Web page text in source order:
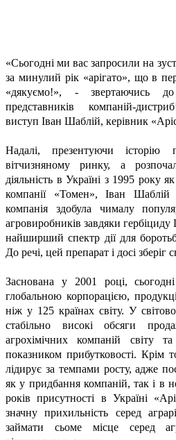
«Сьогодні ми вас запросили на
за минулий рік «арігато», що в
«дякуємо!», - звертаючись
представників компаній-
виступ Іван Шаблій, керівник
Надалі, презентуючи історію
вітчизняному ринку, а
діяльність в Україні з 1995 року
компанії «Томен», Іван
компанія здобула чималу
агровиробників завдяки
найширший спектр дії для
До речі, цей препарат і досі
Заснована у 2001 році,
глобальною корпорацією,
ніж у 125 країнах світу. У
стабільно високі обсяги
агрохімічних компаній світу
показником прибутковості. Крім
лідирує за темпами росту, адже
як у придбання компаній, так і в
років присутності в Україні
значну прихильність серед
займати сьоме місце серед